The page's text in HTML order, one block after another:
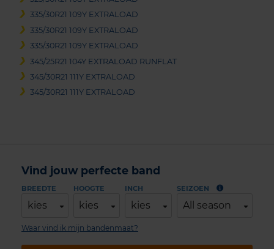
335/30R21 109Y EXTRALOAD
335/30R21 109Y EXTRALOAD
335/30R21 109Y EXTRALOAD
345/25R21 104Y EXTRALOAD RUNFLAT
345/30R21 111Y EXTRALOAD
345/30R21 111Y EXTRALOAD
Vind jouw perfecte band
BREEDTE
kies
HOOGTE
kies
INCH
kies
SEIZOEN
All season
Waar vind ik mijn bandenmaat?